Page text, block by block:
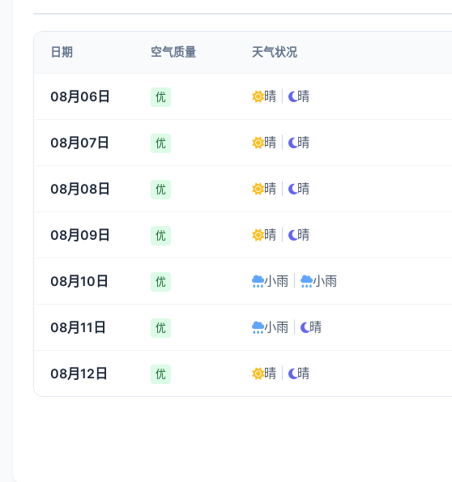
日期 空气质量 天气状况
08月06日 优 晴 晴
08月07日 优 晴 晴
08月08日 优 晴 晴
08月09日 优 晴 晴
08月10日 优 小雨 小雨
08月11日 优 小雨 晴
08月12日 优 晴 晴